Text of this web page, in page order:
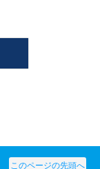
集
このページの先頭へ